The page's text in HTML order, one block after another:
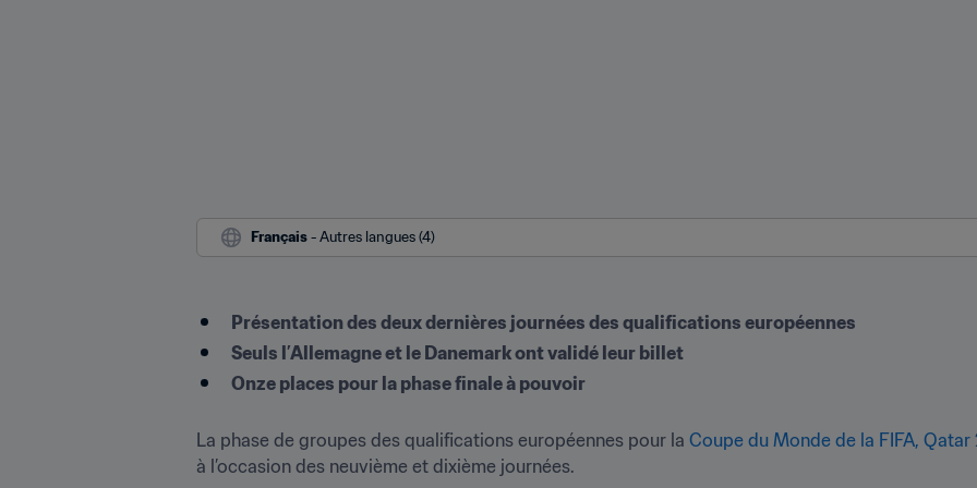
Français - Autres langues (4)
Présentation des deux dernières journées des qualifications européennes
Seuls l’Allemagne et le Danemark ont validé leur billet
Onze places pour la phase finale à pouvoir
La phase de groupes des qualifications européennes pour la Coupe du Monde de la FIFA, Qatar
à l’occasion des neuvième et dixième journées.